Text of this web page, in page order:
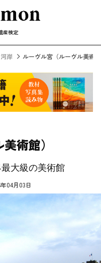
インナビ
産検定
岸 ルーヴル宮（ルーヴル美術
術館）
大級の美術館
04月03日